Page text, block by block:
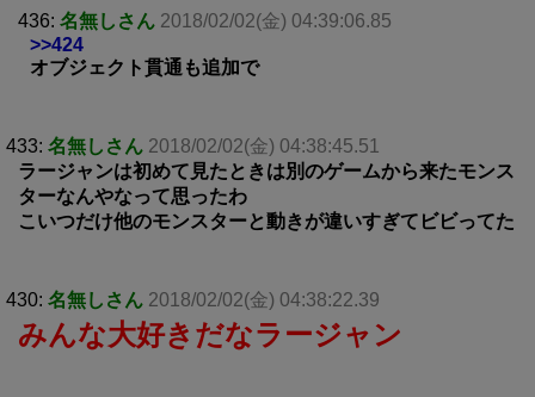
436: 名無しさん 2018/02/02(金) 04:39:06.85
>>424
オブジェクト貫通も追加で
433: 名無しさん 2018/02/02(金) 04:38:45.51
ラージャンは初めて見たときは別のゲームから来たモンス
ターなんやなって思ったわ
こいつだけ他のモンスターと動きが違いすぎてビビってた
430: 名無しさん 2018/02/02(金) 04:38:22.39
みんな大好きだなラージャン